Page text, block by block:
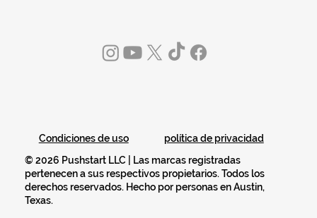
política de privacidad
Condiciones de uso
© 2026 Pushstart LLC | Las marcas registradas
pertenecen a sus respectivos propietarios. Todos los
derechos reservados. Hecho por personas en Austin,
Texas.